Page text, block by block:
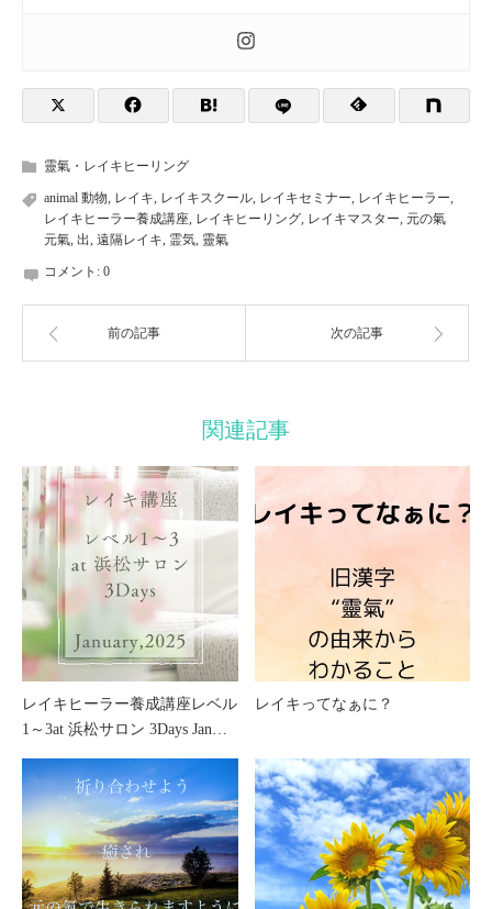
靈氣・レイキヒーリング
animal 動物 レイキ レイキスクール レイキセミナー レイキヒーラー
レイキヒーラー養成講座 レイキヒーリング レイキマスター 元の氣
元氣 出 遠隔レイキ 霊気 靈氣
コメント: 0
前の記事 次の記事
関連記事
レイキヒーラー養成講座レベル
1～3at 浜松サロン 3Days Jan…
レイキってなぁに？